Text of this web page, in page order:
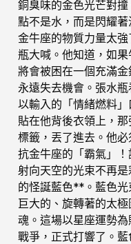
銅臭味的金色光芒對
點不是水，而是閃耀
金牛座的物質力量太
瓶大喊。他知道，如
將會被困在一個充滿
永遠失去機會。張水
以輸入的「情緒燃料
貼在他背後衣領上，
標籤，丟了進去。他
抗金牛座的「霸氣」
射向天空的光束不再
的怪誕藍色**。藍色
巨大的、旋轉著的太
魂。這場以星座運勢
戰爭，正式打響了。